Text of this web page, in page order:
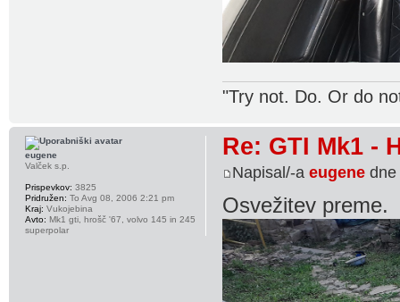
"Try not. Do. Or do
Re: GTI Mk1 -
Napisal/-aeugene dne
Osvežitev preme.
eugene
Valček s.p.
Prispevkov: 3825
Pridružen: To Avg 08, 2006 2:21 pm
Kraj: Vukojebina
Avto: Mk1 gti, hrošč '67, volvo 145 in 245
superpolar